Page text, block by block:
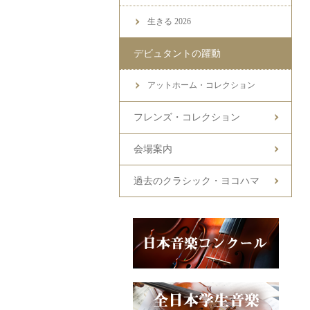
生きる 2026
デビュタントの躍動
アットホーム・コレクション
フレンズ・コレクション
会場案内
過去のクラシック・ヨコハマ